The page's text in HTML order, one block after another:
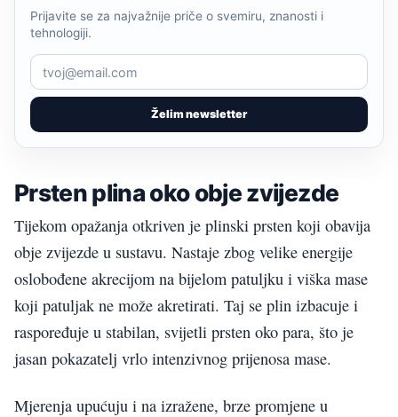
Želim newsletter
Prijavite se za najvažnije priče o svemiru, znanosti i
tehnologiji.
Prsten plina oko obje zvijezde
Tijekom opažanja otkriven je plinski prsten koji obavija
obje zvijezde u sustavu. Nastaje zbog velike energije
oslobođene akrecijom na bijelom patuljku i viška mase
koji patuljak ne može akretirati. Taj se plin izbacuje i
raspoređuje u stabilan, svijetli prsten oko para, što je
jasan pokazatelj vrlo intenzivnog prijenosa mase.
Mjerenja upućuju i na izražene, brze promjene u